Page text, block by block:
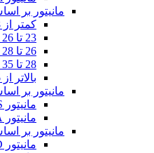
مانیتور بر
کمتر از 23 اینچ
23 تا 26 اینچ
26 تا 28 اینچ
28 تا 35 اینچ
بالاتر از 35 اینچ
مانیتور بر
مانیتور IPS
مانیتور VA
مانیتور بر
مانیتور FHD